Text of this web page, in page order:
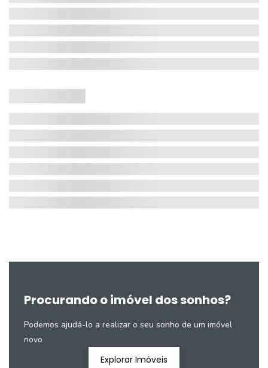
Procurando o imóvel dos sonhos?
Podemos ajudá-lo a realizar o seu sonho de um imóvel
novo
Explorar Imóveis